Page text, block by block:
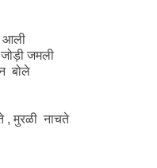
आली
जोड़ी जमली
बोले
, मुरळी नाचते